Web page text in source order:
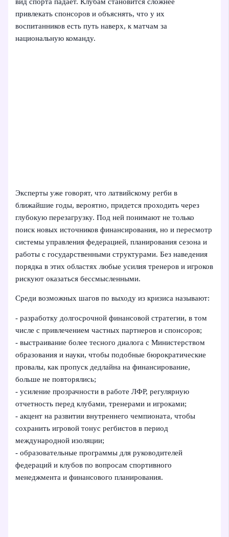
привлекать спонсоров и объяснять, что у их
воспитанников есть путь наверх, к матчам за
национальную команду.
Эксперты уже говорят, что латвийскому регби в
ближайшие годы, вероятно, придется проходить через
глубокую перезагрузку. Под ней понимают не только
поиск новых источников финансирования, но и пересмотр
системы управления федерацией, планирования сезона и
работы с государственными структурами. Без наведения
порядка в этих областях любые усилия тренеров и игроков
рискуют оказаться бессмысленными.
Среди возможных шагов по выходу из кризиса называют:
- разработку долгосрочной финансовой стратегии, в том
числе с привлечением частных партнеров и спонсоров;
- выстраивание более тесного диалога с Министерством
образования и науки, чтобы подобные бюрократические
провалы, как пропуск дедлайна на финансирование,
больше не повторялись;
- усиление прозрачности в работе ЛФР, регулярную
отчетность перед клубами, тренерами и игроками;
- акцент на развитии внутреннего чемпионата, чтобы
сохранить игровой тонус регбистов в период
международной изоляции;
- образовательные программы для руководителей
федераций и клубов по вопросам спортивного
менеджмента и финансового планирования.